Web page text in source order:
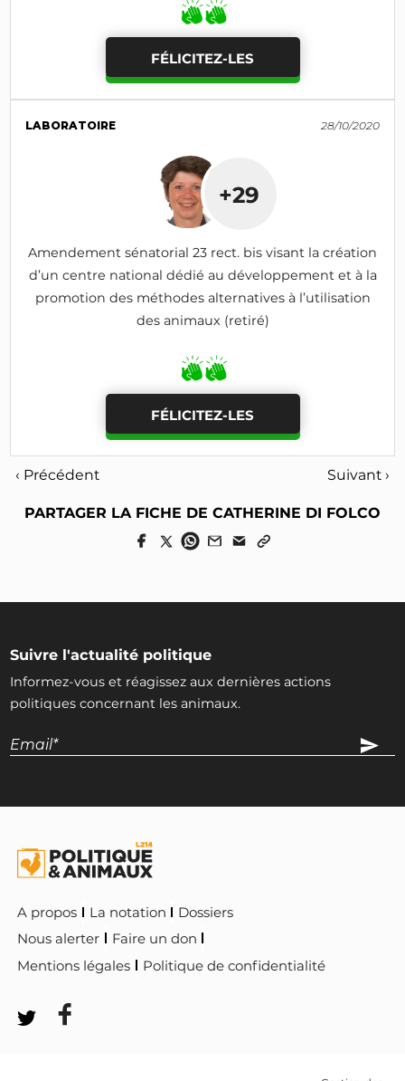
FÉLICITEZ-LES
LABORATOIRE 28/10/2020
+29
Amendement sénatorial 23 rect. bis visant la création
d’un centre national dédié au développement et à la
promotion des méthodes alternatives à l’utilisation
des animaux (retiré)
FÉLICITEZ-LES
‹ Précédent Suivant ›
PARTAGER LA FICHE DE CATHERINE DI FOLCO
Suivre l'actualité politique
Informez-vous et réagissez aux dernières actions
politiques concernant les animaux.
A propos La notation
Dossiers
Nous alerter
Faire un don
Mentions légales
Politique de confidentialité